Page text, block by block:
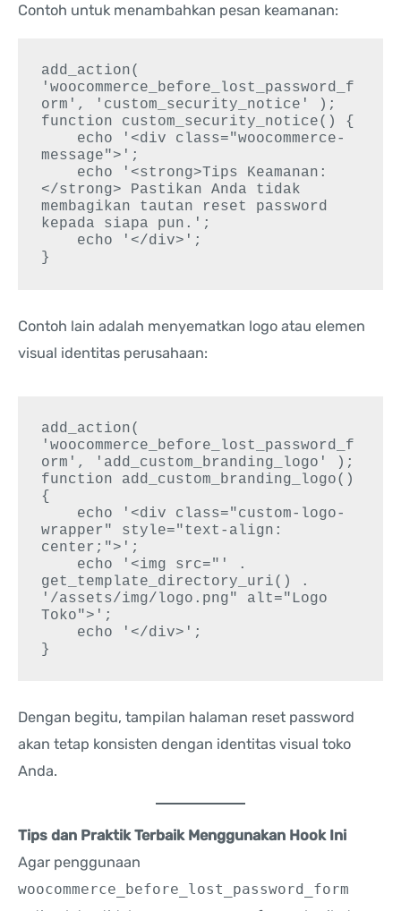
Contoh untuk menambahkan pesan keamanan:
add_action(
'woocommerce_before_lost_password_f
orm', 'custom_security_notice' );
function custom_security_notice() {
message">';
</strong> Pastikan Anda tidak
membagikan tautan reset password
kepada siapa pun.';
Contoh lain adalah menyematkan logo atau elemen
visual identitas perusahaan:
add_action(
'woocommerce_before_lost_password_f
orm', 'add_custom_branding_logo' );
function add_custom_branding_logo()
{
wrapper" style="text-align:
center;">';
get_template_directory_uri() .
'/assets/img/logo.png" alt="Logo
Toko">';
Dengan begitu, tampilan halaman reset password
akan tetap konsisten dengan identitas visual toko
Anda.
Tips dan Praktik Terbaik Menggunakan Hook Ini
Agar penggunaan
woocommerce_before_lost_password_form